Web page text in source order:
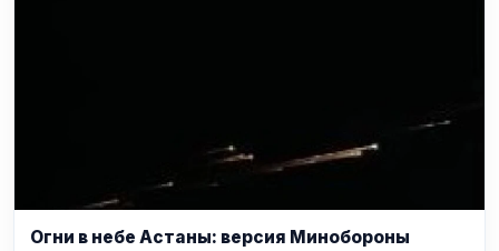
Огни в небе Астаны: версия Минобороны